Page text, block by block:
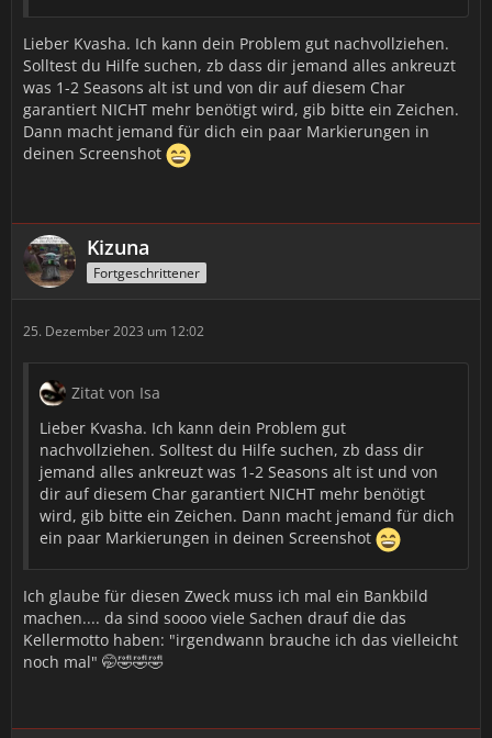
Lieber Kvasha. Ich kann dein Problem gut nachvollziehen.
Solltest du Hilfe suchen, zb dass dir jemand alles ankreuzt
was 1-2 Seasons alt ist und von dir auf diesem Char
garantiert NICHT mehr benötigt wird, gib bitte ein Zeichen.
Dann macht jemand für dich ein paar Markierungen in
deinen Screenshot
Kizuna
Fortgeschrittener
25. Dezember 2023 um 12:02
Zitat von Isa
Lieber Kvasha. Ich kann dein Problem gut
nachvollziehen. Solltest du Hilfe suchen, zb dass dir
jemand alles ankreuzt was 1-2 Seasons alt ist und von
dir auf diesem Char garantiert NICHT mehr benötigt
wird, gib bitte ein Zeichen. Dann macht jemand für dich
ein paar Markierungen in deinen Screenshot
Ich glaube für diesen Zweck muss ich mal ein Bankbild
machen.... da sind soooo viele Sachen drauf die das
Kellermotto haben: "irgendwann brauche ich das vielleicht
noch mal" 🤭🤣🤣🤣